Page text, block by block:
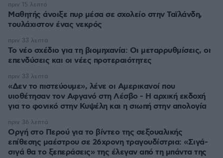
Μαθητής άνοιξε πυρ μέσα σε σχολείο στην Ταϊλάνδη,
τουλάχιστον ένας νεκρός
πριν 15 λεπτά
Το νέο σχέδιο για τη βιομηχανία: Οι μεταρρυθμίσεις, οι
επενδύσεις και οι νέες προτεραιότητες
πριν 33 λεπτά
«Δεν το πιστεύουμε», λένε οι Αμερικανοί που
υιοθέτησαν τον Αφγανό στη Λέσβο - Η αρχική εκδοχή
για το φονικό στην Κυψέλη και η σιωπή στην απολογία
πριν 33 λεπτά
Οργή στο Περού για το βίντεο της σεξουαλικής
επίθεσης μαέστρου σε 26χρονη τραγουδίστρια: «Σιγά-
σιγά θα το ξεπεράσεις» της έλεγαν από τη μπάντα της
πριν 36 λεπτά